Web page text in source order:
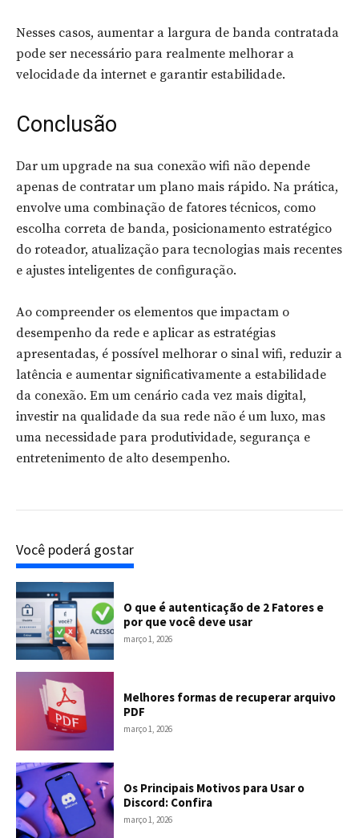
Nesses casos, aumentar a largura de banda contratada
pode ser necessário para realmente melhorar a
velocidade da internet e garantir estabilidade.
Conclusão
Dar um upgrade na sua conexão wifi não depende
apenas de contratar um plano mais rápido. Na prática,
envolve uma combinação de fatores técnicos, como
escolha correta de banda, posicionamento estratégico
do roteador, atualização para tecnologias mais recentes
e ajustes inteligentes de configuração.
Ao compreender os elementos que impactam o
desempenho da rede e aplicar as estratégias
apresentadas, é possível melhorar o sinal wifi, reduzir a
latência e aumentar significativamente a estabilidade
da conexão. Em um cenário cada vez mais digital,
investir na qualidade da sua rede não é um luxo, mas
uma necessidade para produtividade, segurança e
entretenimento de alto desempenho.
Você poderá gostar
O que é autenticação de 2 Fatores e
por que você deve usar
março 1, 2026
Melhores formas de recuperar arquivo
PDF
março 1, 2026
Os Principais Motivos para Usar o
Discord: Confira
março 1, 2026